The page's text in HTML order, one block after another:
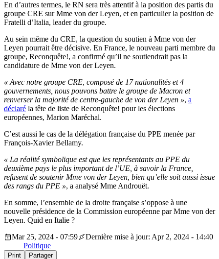
En d’autres termes, le RN sera très attentif à la position des partis du
groupe CRE sur Mme von der Leyen, et en particulier la position de
Fratelli d’Italia, leader du groupe.
Au sein même du CRE, la question du soutien à Mme von der
Leyen pourrait être décisive. En France, le nouveau parti membre du
groupe, Reconquête!, a confirmé qu’il ne soutiendrait pas la
candidature de Mme von der Leyen.
« Avec notre groupe CRE, composé de 17 nationalités et 4
gouvernements, nous pouvons battre le groupe de Macron et
renverser la majorité de centre-gauche de von der Leyen », a
déclaré la tête de liste de Reconquête! pour les élections
européennes, Marion Maréchal.
C’est aussi le cas de la délégation française du PPE menée par
François-Xavier Bellamy.
« La réalité symbolique est que les représentants au PPE du
deuxième pays le plus important de l’UE, à savoir la France,
refusent de soutenir Mme von der Leyen, bien qu’elle soit aussi issue
des rangs du PPE », a analysé Mme Androuët.
En somme, l’ensemble de la droite française s’oppose à une
nouvelle présidence de la Commission européenne par Mme von der
Leyen. Quid en Italie ?
Mar 25, 2024 - 07:59
Dernière mise à jour: Apr 2, 2024 - 14:40
Politique
Print Partager